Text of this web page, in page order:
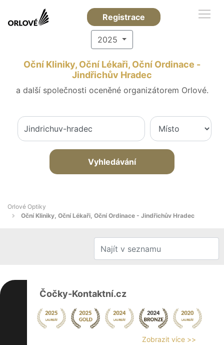
Registrace
2025
Oční Kliniky, Oční Lékaři, Oční Ordinace -
Jindřichův Hradec
a další společnosti oceněné organizátorem Orlové.
Vyhledávání
Orlové Optiky
Oční Kliniky, Oční Lékaři, Oční Ordinace - Jindřichův Hradec
Čočky-Kontaktní.cz
Zobrazit více >>